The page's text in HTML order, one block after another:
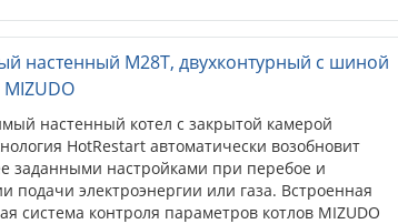
в работе. OpenTherm (стандартный
связи) используется в котловых системах и
связь между котлом и контроллером.
настенный M28T, двухконтурный с шиной
настенный котел с закрытой камерой
HotRestart автоматически возобновит
заданными настройками при перебое и
подачи электроэнергии или газа. Встроенная
система контроля параметров котлов MIZUDO